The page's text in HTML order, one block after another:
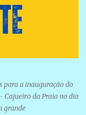
para a inauguração do
da Praia no dia
grande